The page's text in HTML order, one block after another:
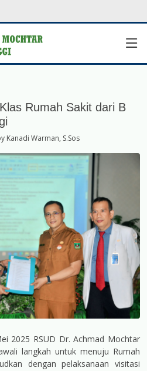
Rumah Sakit dari B
Kanadi Warman, S.Sos
2025 RSUD Dr. Achmad Mochtar
langkah untuk menuju Rumah
dengan pelaksanaan visitasi